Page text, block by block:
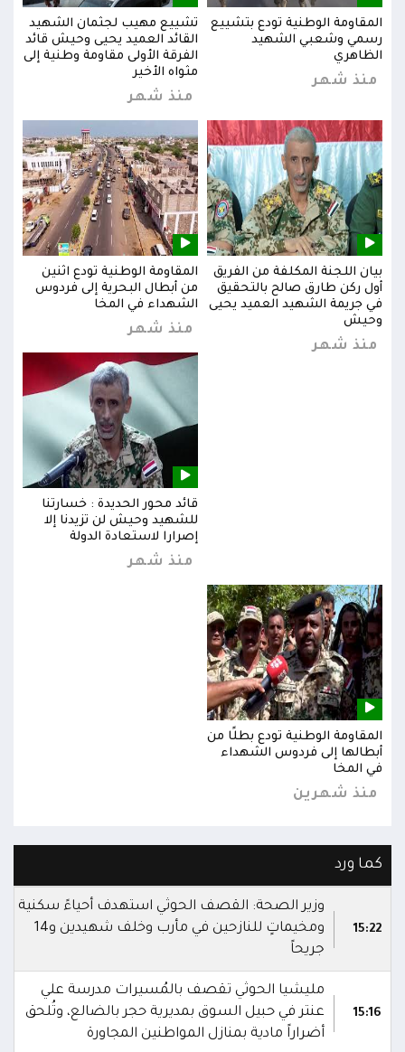
المقاومة الوطنية تودع بتشييع
رسمي وشعبي الشهيد
الظاهري
منذ شهر
تشييع مهيب لجثمان الشهيد
القائد العميد يحيى وحيش قائد
الفرقة الأولى مقاومة وطنية إلى
مثواه الأخير
منذ شهر
بيان اللجنة المكلفة من الفريق
أول ركن طارق صالح بالتحقيق
في جريمة الشهيد العميد يحيى
وحيش
منذ شهر
المقاومة الوطنية تودع اثنين
من أبطال البحرية إلى فردوس
الشهداء في المخا
منذ شهر
قائد محور الحديدة : خسارتنا
للشهيد وحيش لن تزيدنا إلا
إصرارا لاستعادة الدولة
منذ شهر
المقاومة الوطنية تودع بطلًا من
أبطالها إلى فردوس الشهداء
في المخا
منذ شهرين
كما ورد
15:22
وزير الصحة: القصف الحوثي استهدف أحياءً سكنية
ومخيماتٍ للنازحين في مأرب وخلف شهيدين و14
جريحاً
15:16
مليشيا الحوثي تقصف بالمُسيرات مدرسة علي
عنتر في حبيل السوق بمديرية حجر بالضالع، وتُلحق
أضراراً مادية بمنازل المواطنين المجاورة